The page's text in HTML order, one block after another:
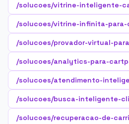
/solucoes/vitrine-inteligente-
/solucoes/vitrine-infinita-para-
/solucoes/provador-virtual-
/solucoes/analytics-para-
/solucoes/atendimento-
/solucoes/busca-inteligente-
/solucoes/recuperacao-de-